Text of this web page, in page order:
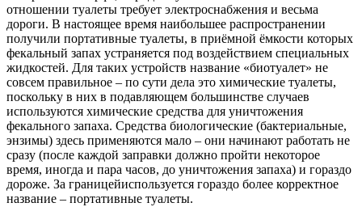
отношении туалеты требует электроснабжения и весьма
дороги. В настоящее время наибольшее распространении
получили портативные туалеты, в приёмной ёмкости которых
фекальный запах устраняется под воздействием специальных
жидкостей. Для таких устройств название «биотуалет» не
совсем правильное – по сути дела это химические туалеты,
поскольку в них в подавляющем большинстве случаев
используются химические средства для уничтожения
фекального запаха. Средства биологические (бактериальные,
энзимы) здесь применяются мало – они начинают работать не
сразу (после каждой заправки должно пройти некоторое
время, иногда и пара часов, до уничтожения запаха) и гораздо
дороже. За границейиспользуется гораздо более корректное
название – портативные туалеты.